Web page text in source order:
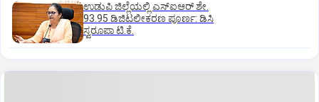
ಉಡುಪಿ ಜಿಲ್ಲೆಯಲ್ಲಿ ಎಸ್‌ಐಆರ್‌ ಶೇ.
93.95 ಡಿಜಿಟಲೀಕರಣ ಪೂರ್ಣ: ಡಿಸಿ
ಸ್ವರೂಪಾ ಟಿ.ಕೆ.